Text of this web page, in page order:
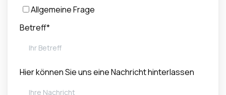
Allgemeine Frage
Betreff*
Hier können Sie uns eine Nachricht hinterlassen